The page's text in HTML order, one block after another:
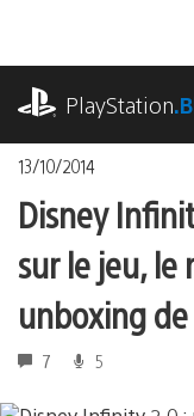
contenu
PlayStation
13/10/2014
Disney
sur le jeu, le
unboxing
7 5